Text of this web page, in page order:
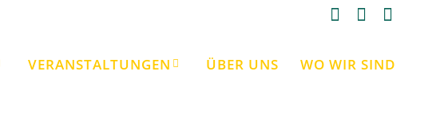
VERANSTALTUNGEN ÜBER UNS WO WIR SIND